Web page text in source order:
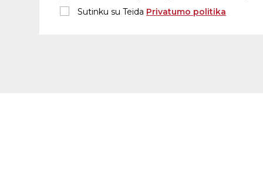
Sutinku su Teida Privatumo politika